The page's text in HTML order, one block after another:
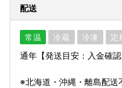
配送
常温 冷蔵 冷凍 定
通年【発送目安：入金確認
※北海道・沖縄・離島配送